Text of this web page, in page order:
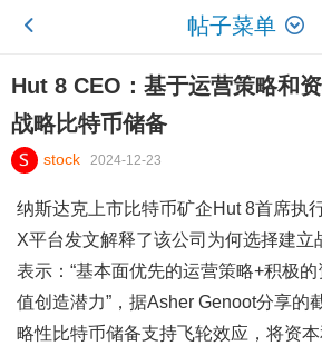
帖子菜单
Hut 8 CEO：基于运营策略和
战略比特币储备
stock 2024-12-23
纳斯达克上市比特币矿企Hut 8首席执
X平台发文解释了该公司为何选择建立
表示：“基本面优先的运营策略+积极
值创造潜力”，据Asher Genoot分享的
略性比特币储备支持飞轮效应，将资